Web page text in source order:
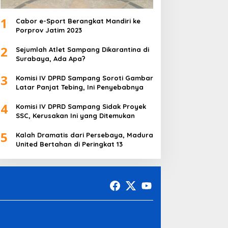
1
Cabor e-Sport Berangkat Mandiri ke
Porprov Jatim 2023
2
Sejumlah Atlet Sampang Dikarantina di
Surabaya, Ada Apa?
3
Komisi IV DPRD Sampang Soroti Gambar
Latar Panjat Tebing, Ini Penyebabnya
4
Komisi IV DPRD Sampang Sidak Proyek
SSC, Kerusakan Ini yang Ditemukan
5
Kalah Dramatis dari Persebaya, Madura
United Bertahan di Peringkat 13